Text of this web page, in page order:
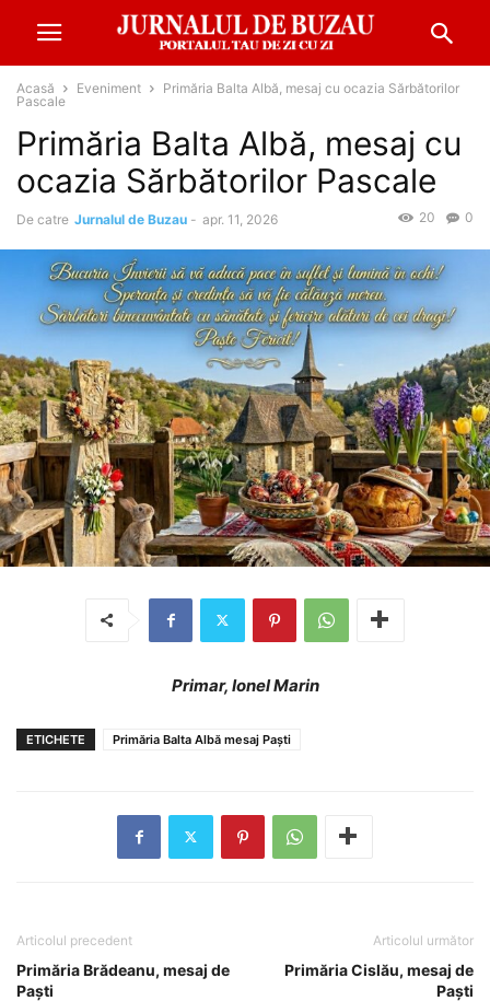
Acasă Eveniment
Primăria Balta Albă, mesaj cu ocazia Sărbătorilor
Pascale
Primăria Balta Albă, mesaj cu
ocazia Sărbătorilor Pascale
De catre Jurnalul de Buzau - apr. 11, 2026 0
20
Primar, Ionel Marin
ETICHETE Primăria Balta Albă mesaj Paști
Articolul precedent
Primăria Brădeanu, mesaj de
Paști
Articolul următor
Primăria Cislău, mesaj de
Paști